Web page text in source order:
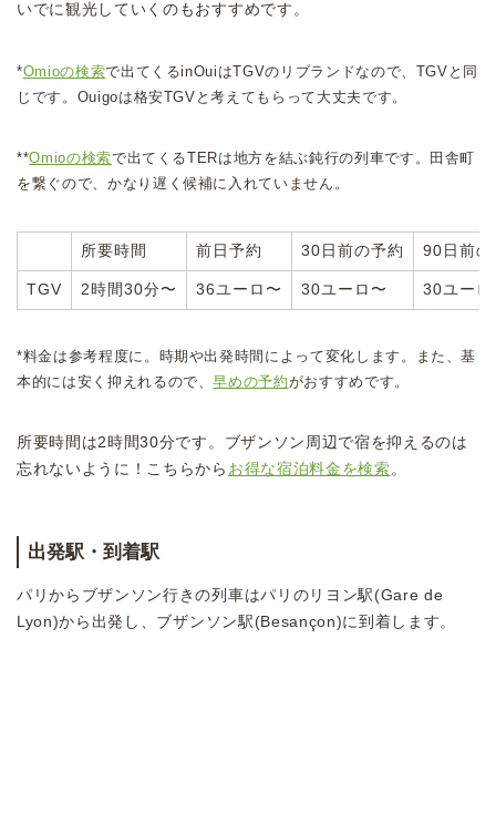
いでに観光していくのもおすすめです。
*Omioの検索で出てくるinOuiはTGVのリブランドなので、TGVと同
じです。Ouigoは格安TGVと考えてもらって大丈夫です。
**Omioの検索で出てくるTERは地方を結ぶ鈍行の列車です。田舎町
を繋ぐので、かなり遅く候補に入れていません。
所要時間 前日予約 30日前の予約 90日前の
TGV 2時間30分〜 36ユーロ〜 30ユーロ〜 30ユーロ
*料金は参考程度に。時期や出発時間によって変化します。また、基
本的には安く抑えれるので、早めの予約がおすすめです。
所要時間は2時間30分です。ブザンソン周辺で宿を抑えるのは
忘れないように！こちらから お得な宿泊料金を検索。
出発駅・到着駅
パリからブザンソン行きの列車はパリのリヨン駅(Gare de
Lyon)から出発し、ブザンソン駅(Besançon)に到着します。